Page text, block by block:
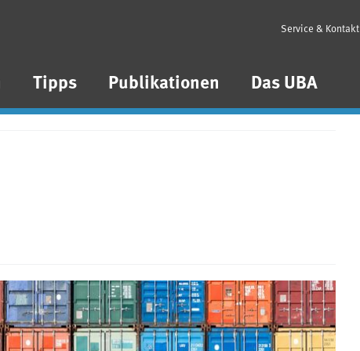
Tipps Publikationen Das UBA
Service & Kontakt